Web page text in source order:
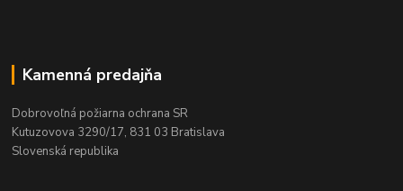
Kamenná predajňa
Dobrovoľná požiarna ochrana SR
Kutuzovova 3290/17, 831 03 Bratislava
Slovenská republika